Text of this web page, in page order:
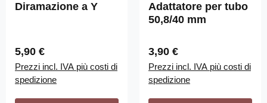
Diramazione a Y
Prezzo normale:
5,90 €
Prezzi incl. IVA più costi di
spedizione
Adattatore per tubo
50,8/40 mm
Prezzo normale:
3,90 €
Prezzi incl. IVA più costi di
spedizione